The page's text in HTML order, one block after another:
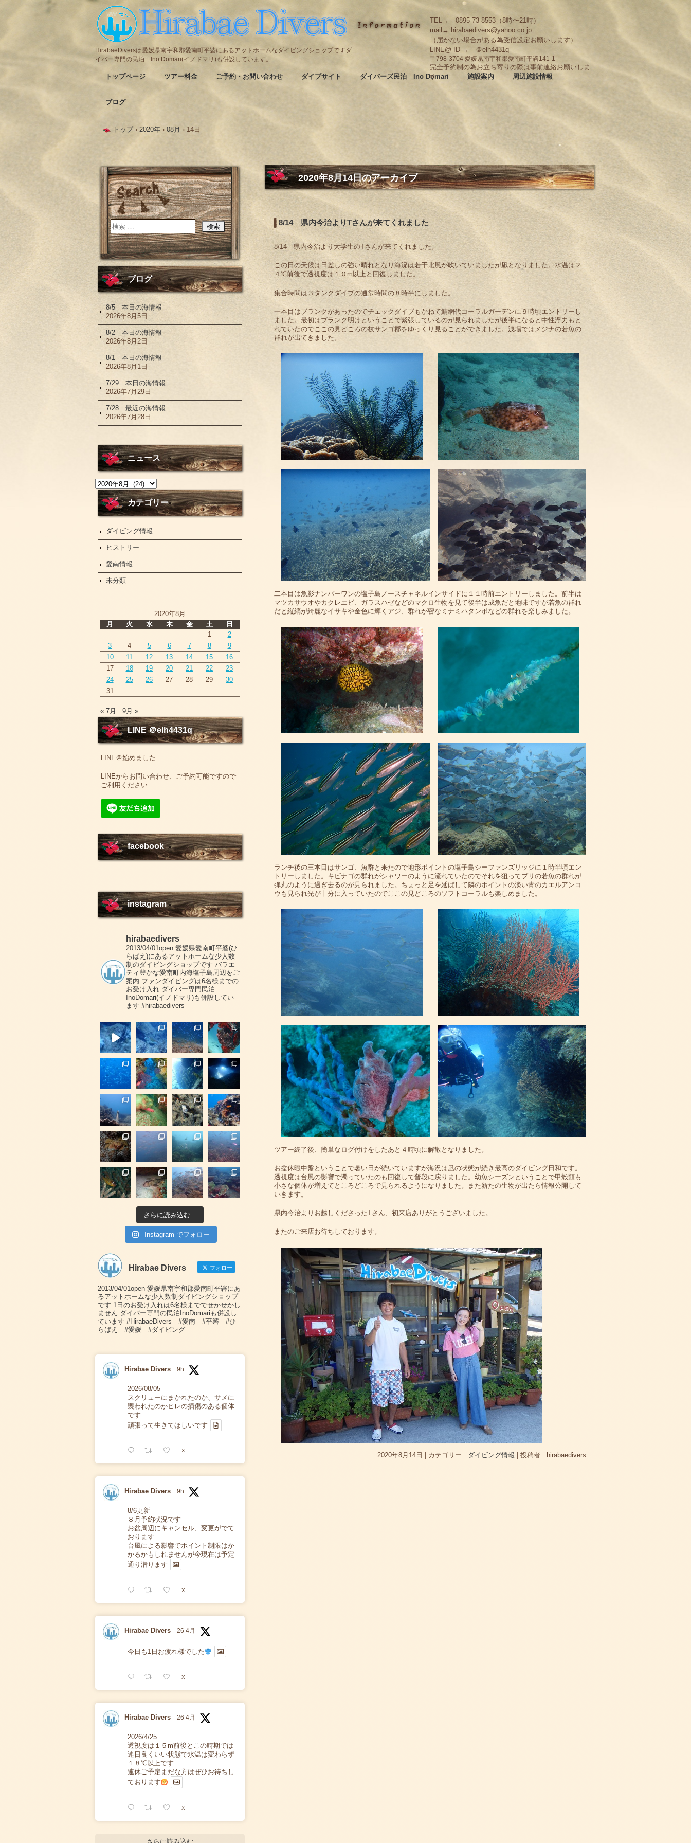
HirabaeDiversは愛媛県南宇和郡愛南町平碆にあるアットホームなダイビングショップですダ
イバー専門の民泊 Ino Domari(イノドマリ)も併設しています。
TEL→ 0895-73-8553（8時〜21時）
mail→ hirabaedivers@yahoo.co.jp
（届かない場合がある為受信設定お願いします）
LINE@ ID → ＠elh4431q
〒798-3704 愛媛県南宇和郡愛南町平碆141-1
完全予約制の為お立ち寄りの際は事前連絡お願いしま
す
トップページ ツアー料金 ご予約・お問い合わせ ダイブサイト ダイバーズ民泊 Ino Domari 施設案内 周辺施設情報
ブログ
トップ › 2020年 › 08月 › 14日
2020年8月14日のアーカイブ
8/14 県内今治よりTさんが来てくれました
8/14 県内今治より大学生のTさんが来てくれました。
この日の天候は日差しの強い晴れとなり海況は若干北風が吹いていましたが凪となりました。水温は２
４℃前後で透視度は１０m以上と回復しました。
集合時間は３タンクダイブの通常時間の８時半にしました。
一本目はブランクがあったのでチェックダイブもかねて鯖網代コーラルガーデンに９時頃エントリーし
ました。最初はブランク明けということで緊張しているのが見られましたが後半になると中性浮力もと
れていたのでここの見どころの枝サンゴ郡をゆっくり見ることができました。浅場ではメジナの若魚の
群れが出てきました。
二本目は魚影ナンバーワンの塩子島ノースチャネルインサイドに１１時前エントリーしました。前半は
マツカサウオやカクレエビ、ガラスハゼなどのマクロ生物を見て後半は成魚だと地味ですが若魚の群れ
だと縦縞が綺麗なイサキや金色に輝くアジ、群れが密なミナミハタンポなどの群れを楽しみました。
ランチ後の三本目はサンゴ、魚群と来たので地形ポイントの塩子島シーファンズリッジに１時半頃エン
トリーしました。キビナゴの群れがシャワーのように流れていたのでそれを狙ってブリの若魚の群れが
弾丸のように過ぎ去るのが見られました。ちょっと足を延ばして隣のポイントの淡い青のカエルアンコ
ウも見られ光が十分に入っていたのでここの見どころのソフトコーラルも楽しめました。
ツアー終了後、簡単なログ付けをしたあと４時頃に解散となりました。
お盆休暇中盤ということで暑い日が続いていますが海況は凪の状態が続き最高のダイビング日和です。
透視度は台風の影響で濁っていたのも回復して普段に戻りました。幼魚シーズンということで甲殻類も
小さな個体が増えてところどころで見られるようになりました。また新たの生物が出たら情報公開して
いきます。
県内今治よりお越しくださったTさん、初来店ありがとうございました。
またのご来店お待ちしております。
2020年8月14日 カテゴリー : ダイビング情報 投稿者 : hirabaedivers
ブログ
8/5 本日の海情報
2026年8月5日
8/2 本日の海情報
2026年8月2日
8/1 本日の海情報
2026年8月1日
7/29 本日の海情報
2026年7月29日
7/28 最近の海情報
2026年7月28日
ニュース
ニ
ュ
ー
カテゴリー
ダイビング情報
ヒストリー
愛南情報
未分類
2020年8月
月
火 水 木 金 土
日
1
2
3
4 5 6 7 8
9
10
11 12 13 14 15
16
17
18 19 20 21 22
23
24
25 26 27 28 29
30
31
« 7月 9月 »
LINE ＠elh4431q
LINE＠始めました
LINEからお問い合わせ、ご予約可能ですので
ご利用ください
facebook
instagram
hirabaedivers
2013/04/01open愛媛県愛南町平碆(ひ
らばえ)にあるアットホームな少人数
制のダイビングショップです バラエ
ティ豊かな愛南町内海塩子島周辺をご
案内 ファンダイビングは6名様までの
お受け入れダイバー専門民泊
InoDomari(イノドマリ)も併設してい
ます #hirabaedivers
さらに読み込む...
Instagram でフォロー
Hirabae Divers フォロー
2013/04/01open 愛媛県南宇和郡愛南町平碆にあ
るアットホームな少人数制ダイビングショップ
です 1日のお受け入れは6名様まででせかせかし
ません ダイバー専門の民泊InoDomariも併設し
ています #HirabaeDivers #愛南 #平碆 #ひ
らばえ #愛媛 #ダイビング
Hirabae Divers 9h
2026/08/05
スクリューにまかれたのか、サメに
襲われたのかヒレの損傷のある個体
です
頑張って生きてほしいです
X
Hirabae Divers 9h
8/6更新
８月予約状況です
お盆周辺にキャンセル、変更がでて
おります
台風による影響でポイント制限はか
かるかもしれませんが今現在は予定
通り潜ります
X
Hirabae Divers 26 4月
今日も1日お疲れ様でした
X
Hirabae Divers 26 4月
2026/4/25
透視度は１５m前後とこの時期では
連日良くいい状態で水温は変わらず
１８℃以上です
連休ご予定まだな方はぜひお待ちし
ております
X
さらに読み込む